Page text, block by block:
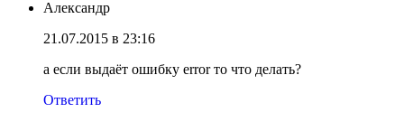
Александр
21.07.2015 в 23:16
а если выдаёт ошибку error то что делать?
Ответить